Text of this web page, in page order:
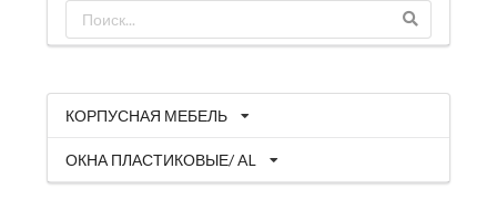
КОРПУСНАЯ МЕБЕЛЬ
ОКНА ПЛАСТИКОВЫЕ/ AL